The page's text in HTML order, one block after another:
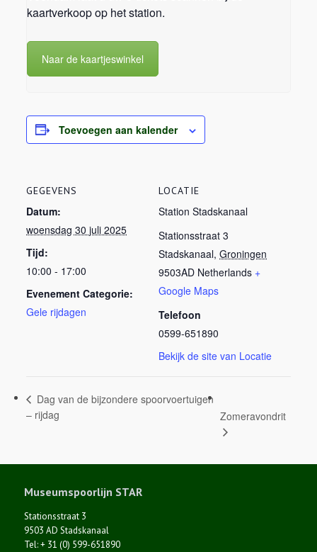
kaartverkoop op het station.
Naar de kaartjeswinkel
Toevoegen aan kalender
GEGEVENS
Datum:
woensdag 30 juli 2025
Tijd:
10:00 - 17:00
Evenement Categorie:
Gele rijdagen
LOCATIE
Station Stadskanaal
Stationsstraat 3
Stadskanaal, Groningen
9503AD Netherlands +
Google Maps
Telefoon
0599-651890
Bekijk de site van Locatie
Dag van de bijzondere spoorvoertuigen
– rijdag
Zomeravondrit
Museumspoorlijn STAR
Stationsstraat 3
9503 AD Stadskanaal
Tel: + 31 (0) 599-651890